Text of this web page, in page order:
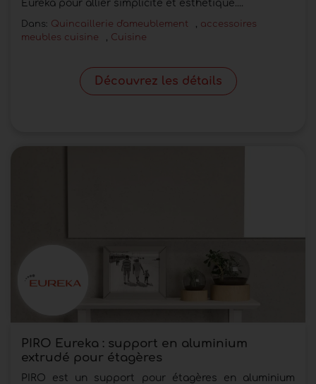
Eureka pour allier simplicité et esthétique....
Dans: Quincaillerie d'ameublement
accessoires
meubles cuisine
Cuisine
Découvrez les détails
PIRO Eureka : support en aluminium
extrudé pour étagères
PIRO est un support pour étagères en aluminium